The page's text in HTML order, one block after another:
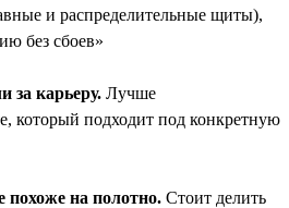
и распределительные щиты),
без сбоев»
за карьеру. Лучше
который подходит под конкретную
похоже на полотно. Стоит делить